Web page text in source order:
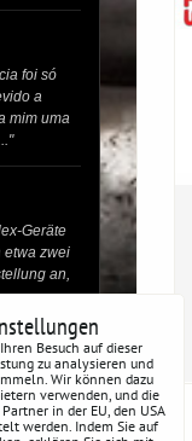
foi só
a
mim uma
Geräte
etwa zwei
an,
die
egal ob
Besuch auf dieser
zu analysieren und
Wir können dazu
verwenden, und die
in der EU, den USA
werden. Indem Sie auf